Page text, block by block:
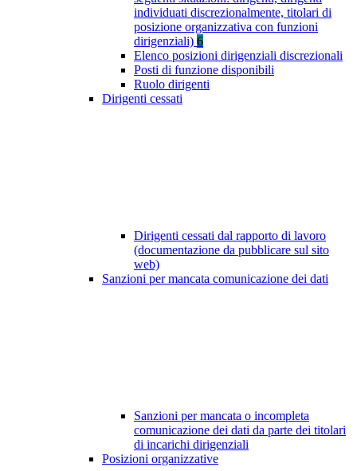
individuati discrezionalmente, titolari di
posizione organizzativa con funzioni
dirigenziali) 6
Elenco posizioni dirigenziali discrezionali
Posti di funzione disponibili
Ruolo dirigenti
Dirigenti cessati
Dirigenti cessati dal rapporto di lavoro
(documentazione da pubblicare sul sito
web)
Sanzioni per mancata comunicazione dei dati
Sanzioni per mancata o incompleta
comunicazione dei dati da parte dei titolari
di incarichi dirigenziali
Posizioni organizzative